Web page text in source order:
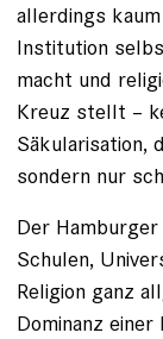
allerdings
Institution
macht und
Kreuz stellt –
Säkularisation,
sondern nur
Der
Schulen,
Religion ganz
Dominanz